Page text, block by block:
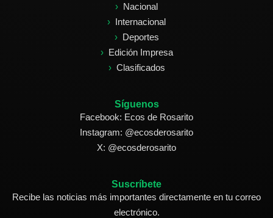
Nacional
Internacional
Deportes
Edición Impresa
Clasificados
Síguenos
Facebook: Ecos de Rosarito
Instagram: @ecosderosarito
X: @ecosderosarito
Suscríbete
Recibe las noticias más importantes directamente en tu correo
electrónico.